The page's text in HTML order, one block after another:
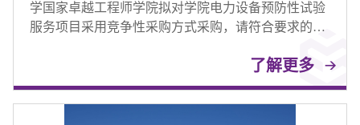
学国家卓越工程师学院拟对学院电力设备预防性试验
服务项目采用竞争性采购方式采购，请符合要求的投
了解更多